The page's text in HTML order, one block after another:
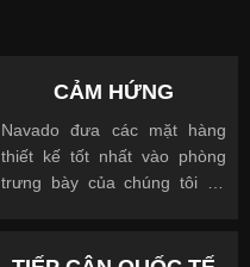
CẢM HỨNG
Navado đưa các mặt hàng
thiết kế tốt nhất vào phòng
trưng bày của chúng tôi để